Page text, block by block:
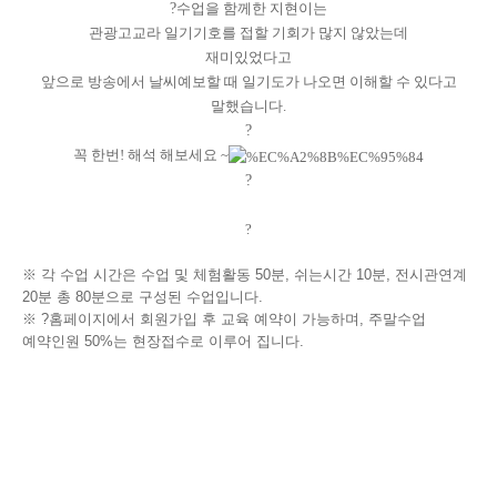
?수업을 함께한 지현이는
관광고교라 일기기호를 접할 기회가 많지 않았는데
재미있었다고
앞으로 방송에서 날씨예보할 때 일기도가 나오면 이해할 수 있다고
말했습니다.
?
꼭 한번! 해석 해보세요 ~
?
?
※ 각 수업 시간은 수업 및 체험활동 50분, 쉬는시간 10분, 전시관연계
20분 총 80분으로 구성된 수업입니다.
※ ?홈페이지에서 회원가입 후 교육 예약이 가능하며, 주말수업
예약인원 50%는 현장접수로 이루어 집니다.